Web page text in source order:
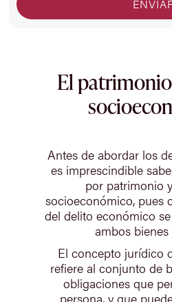
El
Antes de abordar los
es imprescindible
por patrimonio
socioeconómico, pues
del delito económico
ambos
El concepto jurídico
refiere al conjunto de
obligaciones que
persona, y que